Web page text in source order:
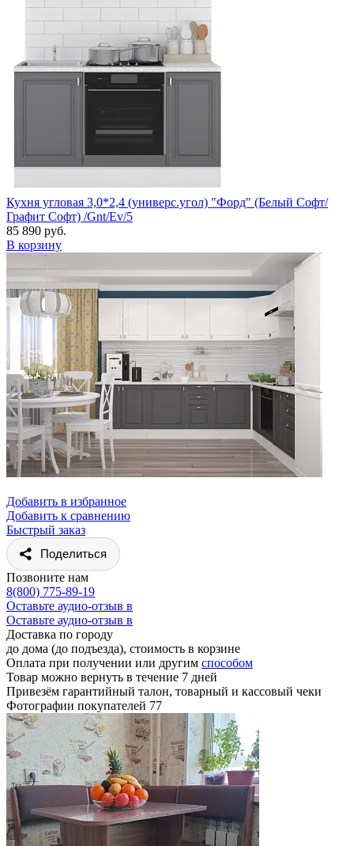
Кухня угловая 3,0*2,4 (универс.угол) "Форд" (Белый Софт/
Графит Софт) /Gnt/Ev/5
85 890 руб.
В корзину
Добавить в избранное
Добавить к сравнению
Быстрый заказ
Поделиться
Позвоните нам
8(800) 775-89-19
Оставьте аудио-отзыв в
Оставьте аудио-отзыв в
Доставка по городу
до дома (до подъезда), стоимость в корзине
Оплата при получении или другим способом
Товар можно вернуть в течение 7 дней
Привезём гарантийный талон, товарный и кассовый чеки
Фотографии покупателей 77